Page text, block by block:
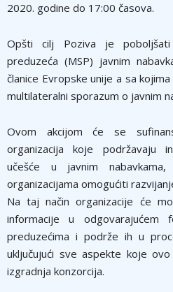
2020. godine do 17:00 časova.
Opšti cilј Poziva je
preduzeća (MSP) javnim
članice Evropske unije a sa
multilateralni sporazum o javnim
Ovom akcijom će se
organizacija koje podržavaju
učešće u javnim
organizacijama omogućiti
Na taj način organizacije će
informacije u odgovarajućem
preduzećima i podrže ih u
uklјučujući sve aspekte koje
izgradnja konzorcija.